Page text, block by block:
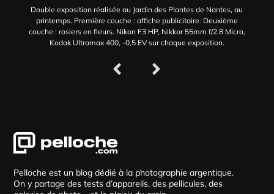
Double exposition réalisée au Jardin des Plantes de Nantes, au
printemps. Première couche : affiche publicitaire. Deuxième
couche : rosiers en fleurs. Nikon F3 HP, Nikkor 55mm f/2.8 Micro,
Kodak Ultramax 400, -0,5 EV sur chaque exposition.
Pelloche est un blog dédié à la photographie argentique.
On y partage des tests d’appareils, des pellicules, des